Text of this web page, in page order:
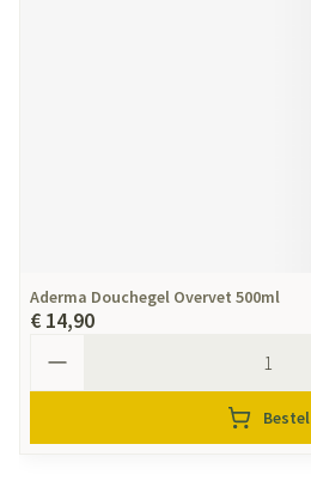
Aderma Douchegel Overvet 500ml
€ 14,90
Bestel